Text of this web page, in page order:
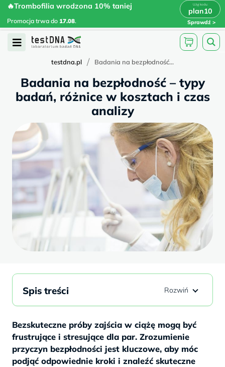
Skip
content
🔥Trombofilia wrodzona 10% taniej
Promocja trwa do 17.08.
plan10
Sprawdź
🔥Trombofilia wrodzona 10% taniej
plan10 x
Open
testdna.pl / Badania na bezpłodność...
Badania na bezpłodność – typy
badań, różnice w kosztach i czas
analizy
Bezskuteczne próby zajścia w ciążę mogą być
frustrujące i stresujące dla par. Zrozumienie
przyczyn bezpłodności jest kluczowe, aby móc
podjąć odpowiednie kroki i znaleźć skuteczne
Spis treści